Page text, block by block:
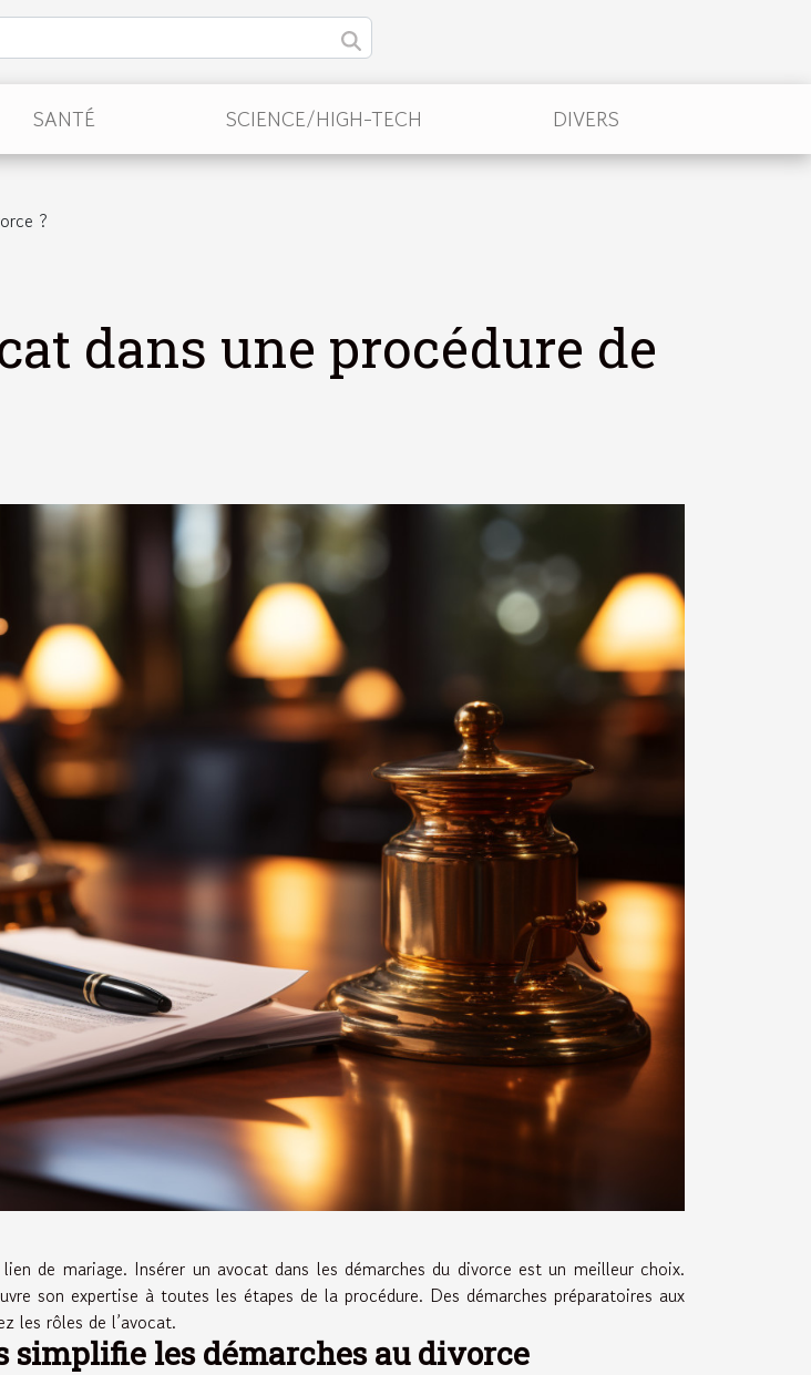
SANTÉ SCIENCE/HIGH-TECH DIVERS
?
dans une procédure de
de mariage. Insérer un avocat dans les démarches du divorce est un meilleur choix.
son expertise à toutes les étapes de la procédure. Des démarches préparatoires aux
les rôles de l’avocat.
simplifie les démarches au divorce